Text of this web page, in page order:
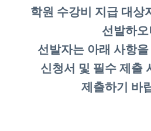
학원 수강비 지급 대상
선발하오
선발자는 아래 사항
신청서 및 필수 제출
제출하기 바